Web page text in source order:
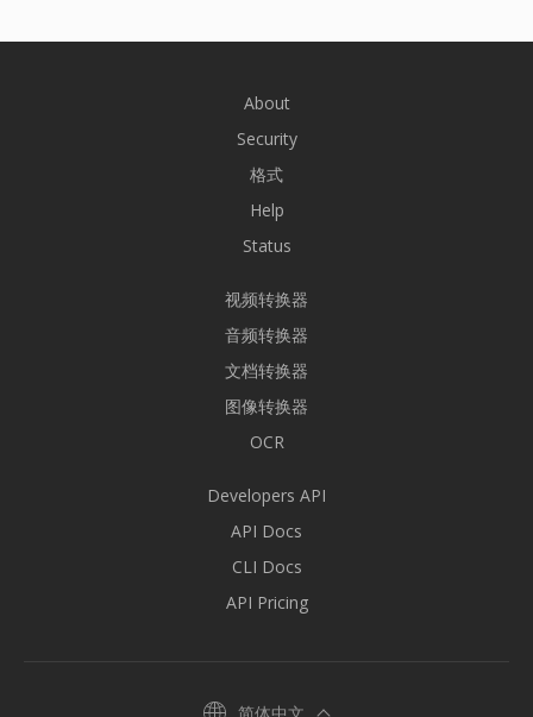
About
Security
格式
Help
Status
视频转换器
音频转换器
文档转换器
图像转换器
OCR
Developers API
API Docs
CLI Docs
API Pricing